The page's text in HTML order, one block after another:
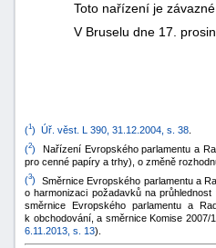
Toto nařízení je
V Bruselu dne 17.
(1) Úř. věst. L 390, 31.12.2004, s. 38
(2) Nařízení Evropského parlamentu a
pro cenné papíry a trhy), o změně
(3) Směrnice Evropského parlamentu a
o harmonizaci požadavků na
směrnice Evropského parlamentu a
k obchodování, a směrnice Komise
6.11.2013, s. 13).